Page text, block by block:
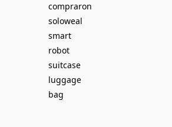
compraron
soloweal
smart
robot
suitcase
luggage
bag